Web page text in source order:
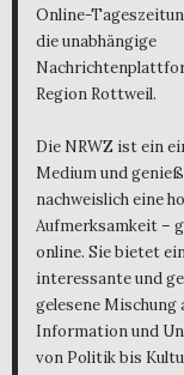
Online-
die unabhängige
Region Rottweil.
Die NRWZ ist ein
Medium und
nachweislich eine
Aufmerksamkeit –
online. Sie bietet
interessante und
gelesene Mischung
Information und
von Politik bis